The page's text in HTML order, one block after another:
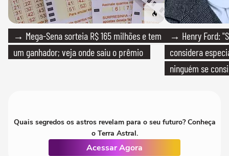
→ Mega-Sena sorteia R$ 165 milhões e tem
um ganhador; veja onde saiu o prêmio
→ Henry Ford:
considera
ninguém se
Quais segredos os astros revelam para o seu futuro? Conheça
o Terra Astral.
Acessar Agora